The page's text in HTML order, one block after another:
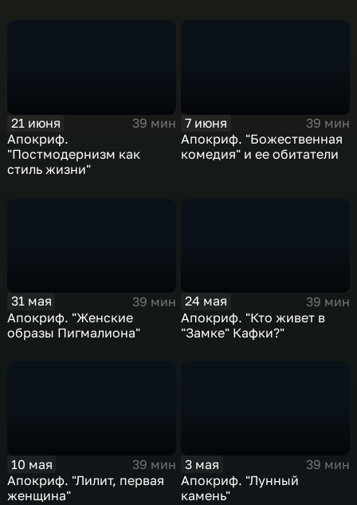
21 июня
39 мин
Апокриф.
"Постмодернизм как
стиль жизни"
7 июня
39 мин
Апокриф. "Божественная
комедия" и ее обитатели
31 мая
39 мин
Апокриф. "Женские
образы Пигмалиона"
24 мая
39 мин
Апокриф. "Кто живет в
"Замке" Кафки?"
10 мая
39 мин
Апокриф. "Лилит, первая
женщина"
3 мая
39 мин
Апокриф. "Лунный
камень"